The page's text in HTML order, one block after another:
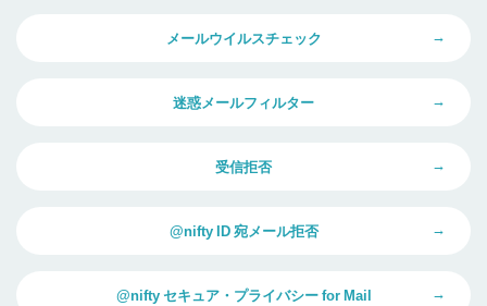
メールウイルスチェック
迷惑メールフィルター
受信拒否
@nifty ID 宛メール拒否
@nifty セキュア・プライバシー for Mail